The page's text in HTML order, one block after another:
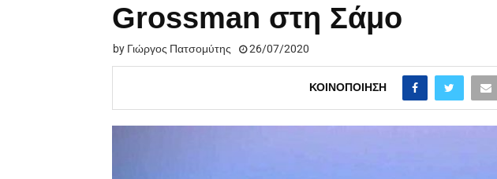
Grossman στη Σάμο
by Γιώργος Πατσομύτης 26/07/2020
ΚΟΙΝΟΠΟΊΗΣΗ